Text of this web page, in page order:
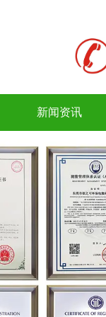
新闻资讯